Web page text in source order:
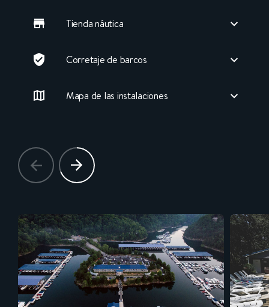
Tienda náutica
Corretaje de barcos
Mapa de las instalaciones